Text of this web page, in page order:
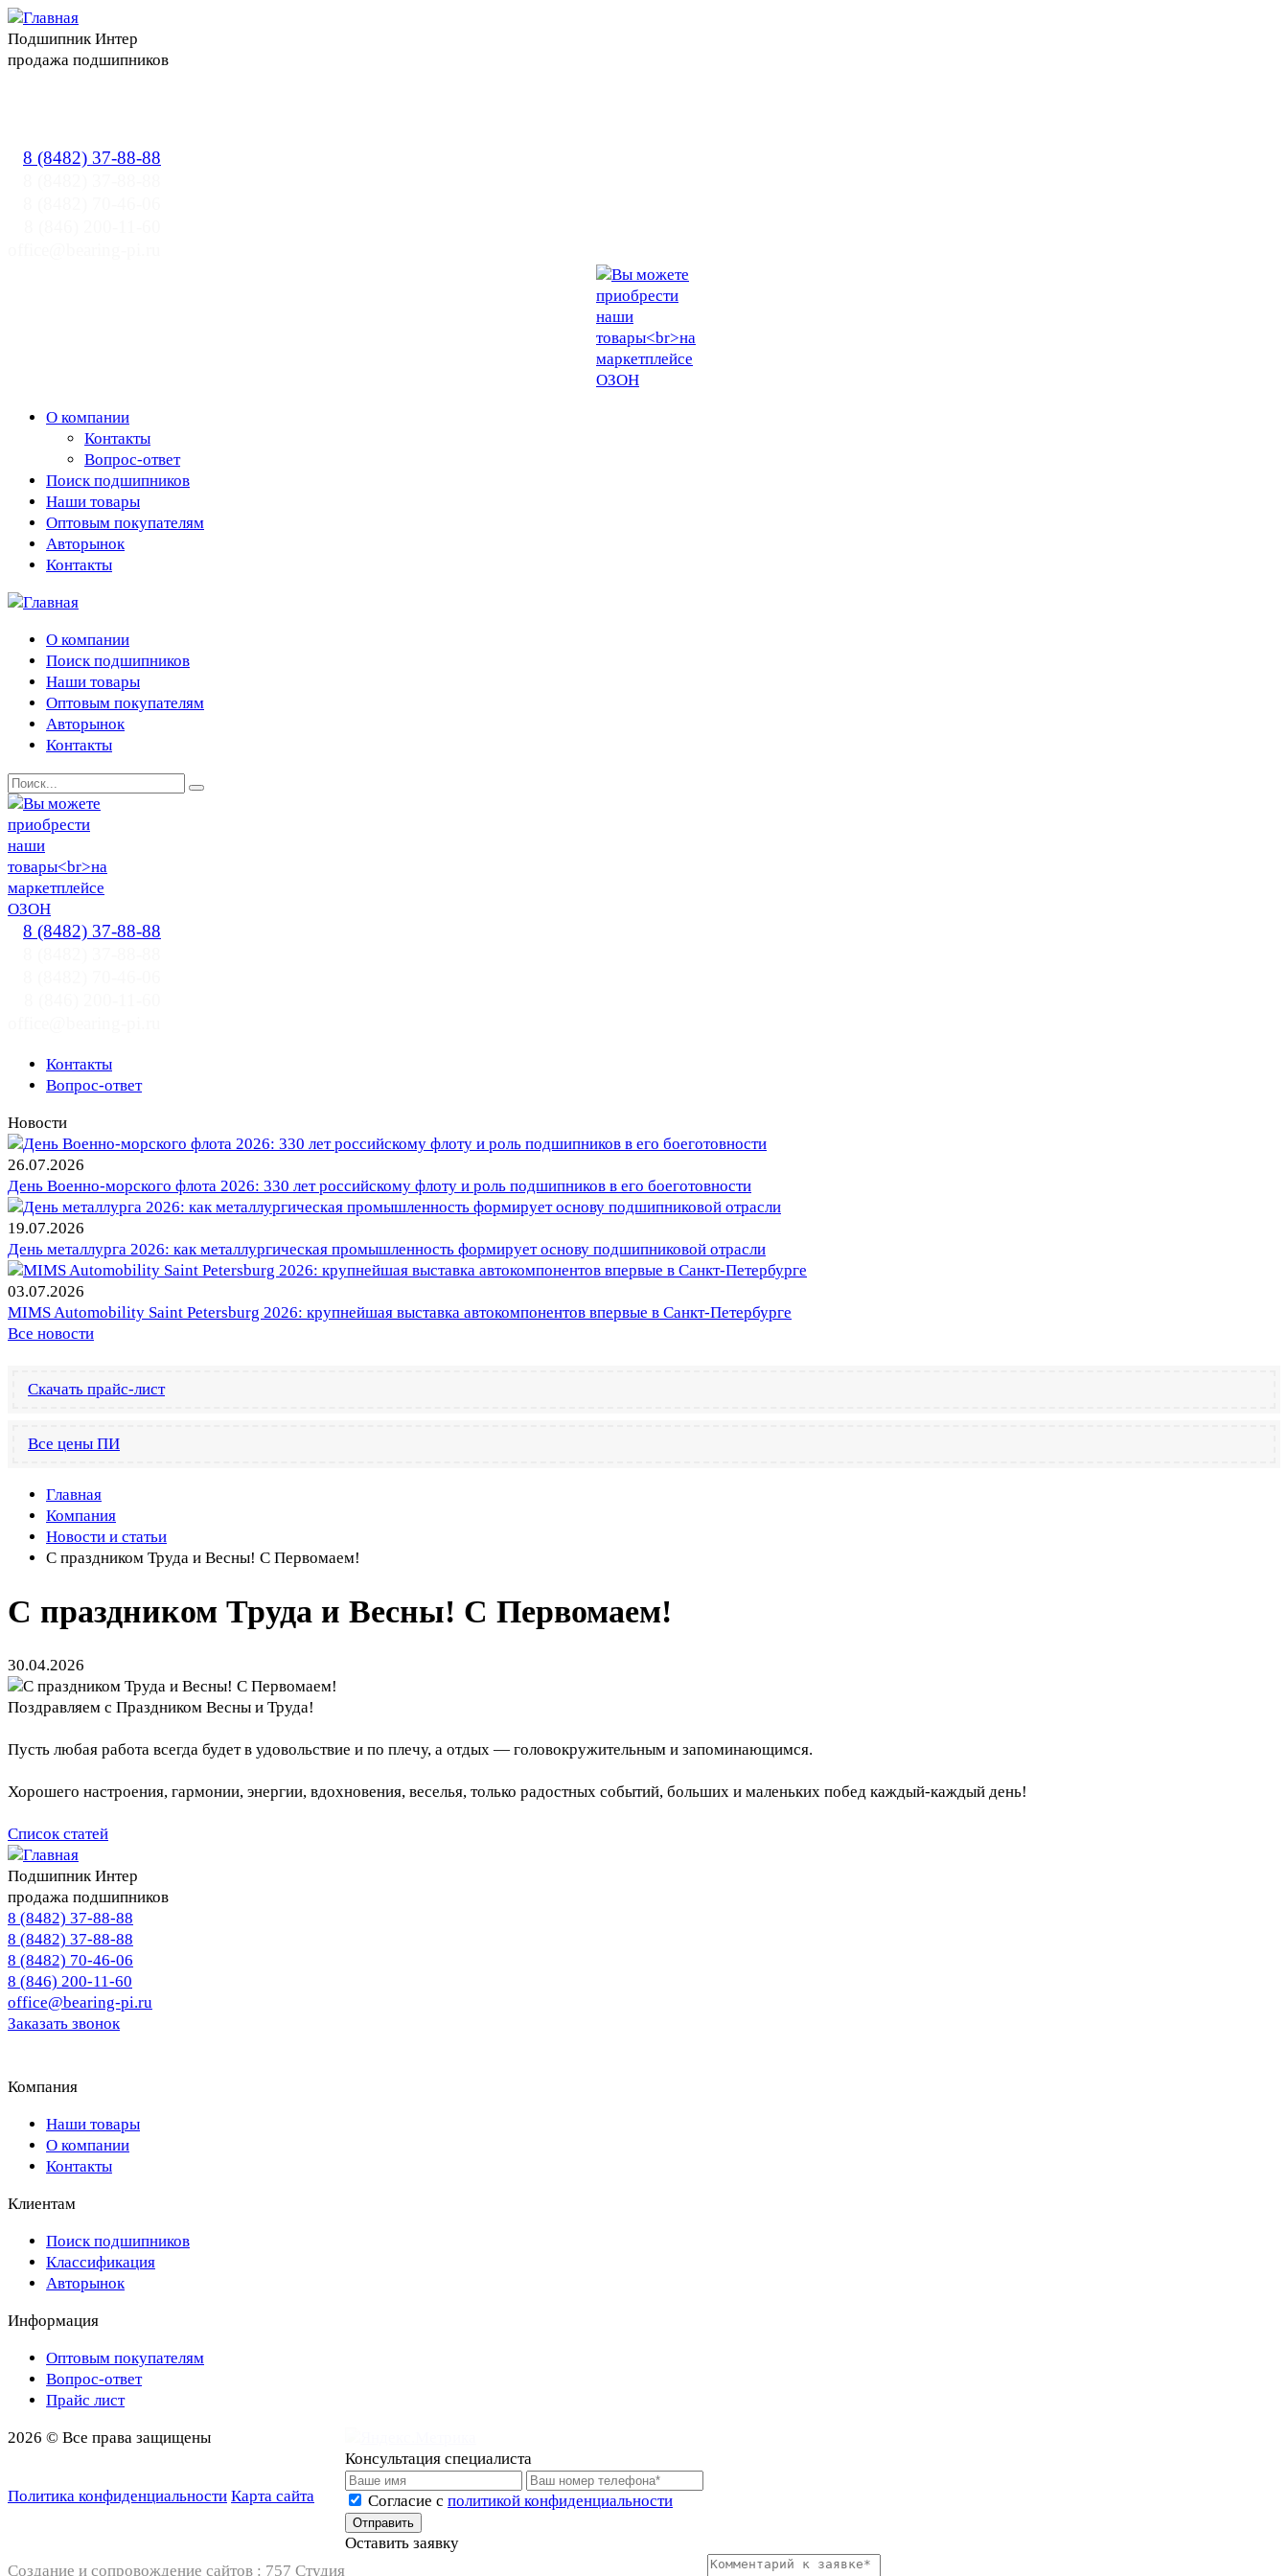
Подшипник Интер
продажа подшипников
8 (8482) 37-88-88
О компании
Контакты
Вопрос-ответ
Поиск подшипников
Наши товары
Оптовым покупателям
Авторынок
Контакты
О компании
Поиск подшипников
Наши товары
Оптовым покупателям
Авторынок
Контакты
8 (8482) 37-88-88
Контакты
Вопрос-ответ
Новости
26.07.2026
День Военно-морского флота 2026: 330 лет российскому флоту и роль подшипников в его боеготовности
19.07.2026
День металлурга 2026: как металлургическая промышленность формирует основу подшипниковой отрасли
03.07.2026
MIMS Automobility Saint Petersburg 2026: крупнейшая выставка автокомпонентов впервые в Санкт-Петербурге
Все новости
Скачать прайс-лист
Все цены ПИ
Главная
Компания
Новости и статьи
С праздником Труда и Весны! С Первомаем!
С праздником Труда и Весны! С Первомаем!
30.04.2026
Поздравляем с Праздником Весны и Труда!
Пусть любая работа всегда будет в удовольствие и по плечу, а отдых — головокружительным и запоминающимся.
Хорошего настроения, гармонии, энергии, вдохновения, веселья, только радостных событий, больших и маленьких побед каждый-каждый день!
Список статей
Подшипник Интер
продажа подшипников
8 (8482) 37-88-88
8 (8482) 37-88-88
8 (8482) 70-46-06
8 (846) 200-11-60
office@bearing-pi.ru
Заказать звонок
Компания
Наши товары
О компании
Контакты
Клиентам
Поиск подшипников
Классификация
Авторынок
Информация
Оптовым покупателям
Вопрос-ответ
Прайс лист
2026 © Все права защищены
Политика конфиденциальности Карта сайта
Создание и сопровождение сайтов : 757 Студия
Консультация специалиста
Cогласие с политикой конфиденциальности
Отправить
Оставить заявку